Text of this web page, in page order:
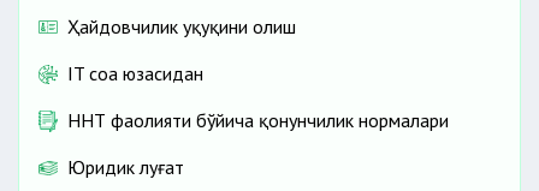
Ҳайдовчилик ҳуқуқини олиш
IT соҳа юзасидан
ННТ фаолияти бўйича қонунчилик нормалари
Юридик луғат